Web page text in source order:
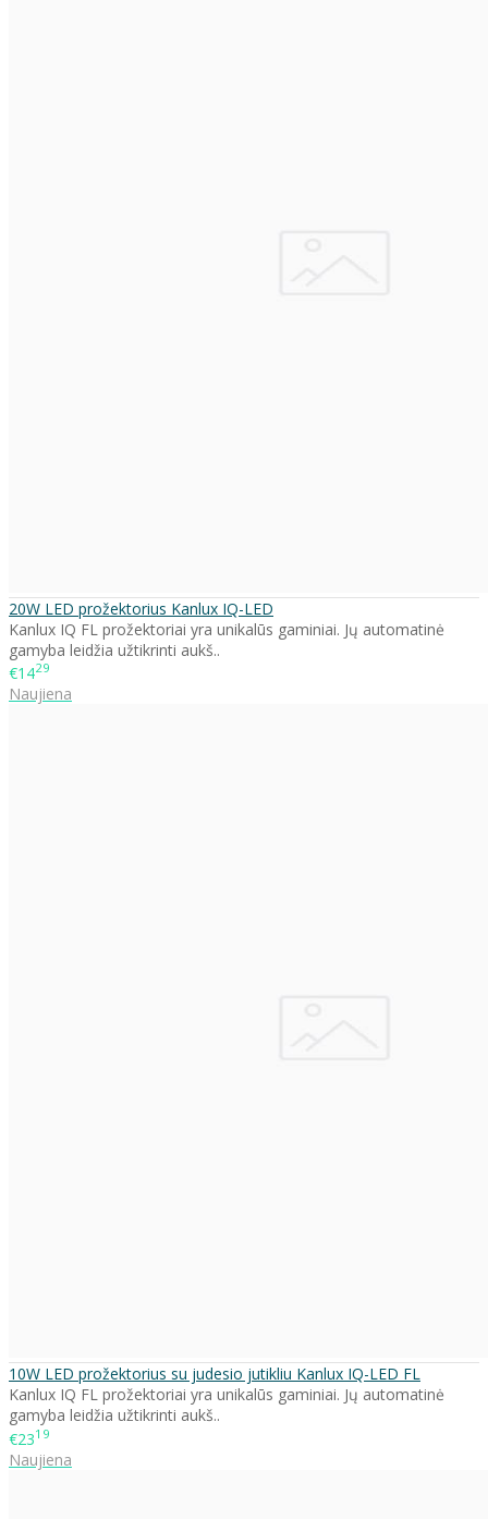
20W LED prožektorius Kanlux IQ-LED
Kanlux IQ FL prožektoriai yra unikalūs gaminiai. Jų automatinė
gamyba leidžia užtikrinti aukš..
€1429
Naujiena
10W LED prožektorius su judesio jutikliu Kanlux IQ-LED FL
Kanlux IQ FL prožektoriai yra unikalūs gaminiai. Jų automatinė
gamyba leidžia užtikrinti aukš..
€2319
Naujiena